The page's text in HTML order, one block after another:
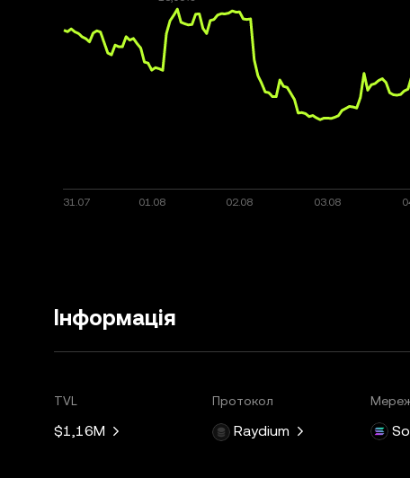
Інформація
TVL
$1,16M
Протокол
Raydium